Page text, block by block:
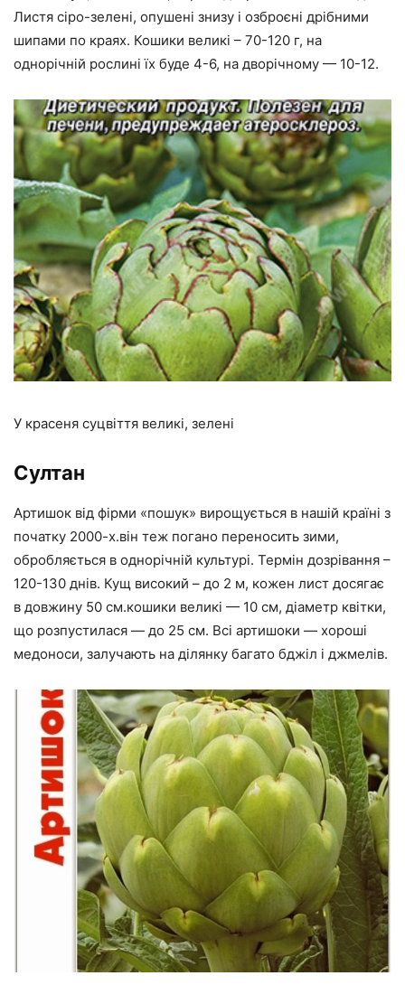
Листя сіро-зелені, опушені знизу і озброєні дрібними
шипами по краях. Кошики великі – 70-120 г, на
однорічній рослині їх буде 4-6, на дворічному — 10-12.
У красеня суцвіття великі, зелені
Султан
Артишок від фірми «пошук» вирощується в нашій країні з
початку 2000-х.він теж погано переносить зими,
обробляється в однорічній культурі. Термін дозрівання –
120-130 днів. Кущ високий – до 2 м, кожен лист досягає
в довжину 50 см.кошики великі — 10 см, діаметр квітки,
що розпустилася — до 25 см. Всі артишоки — хороші
медоноси, залучають на ділянку багато бджіл і джмелів.